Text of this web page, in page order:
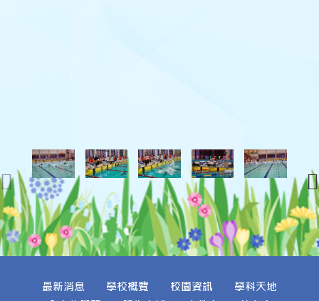
最新消息 學校概覽 校園資訊
學科天地